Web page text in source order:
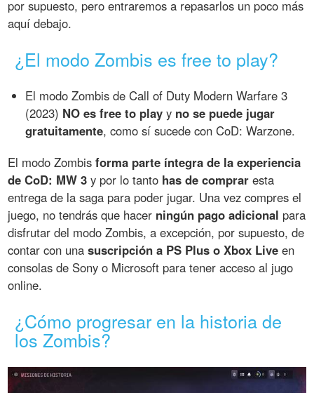
por supuesto, pero entraremos a repasarlos un poco más
aquí debajo.
¿El modo Zombis es free to play?
El modo Zombis de Call of Duty Modern Warfare 3
(2023) NO es free to play y no se puede jugar
gratuitamente, como sí sucede con CoD: Warzone.
El modo Zombisforma parte íntegra de la experiencia
de CoD: MW 3 y por lo tanto has de comprar esta
entrega de la saga para poder jugar. Una vez compres el
juego, no tendrás que hacer ningún pago adicional para
disfrutar del modo Zombis, a excepción, por supuesto, de
contar con unasuscripción a PS Plus o Xbox Live en
consolas de Sony o Microsoft para tener acceso al jugo
online.
¿Cómo progresar en la historia de
los Zombis?